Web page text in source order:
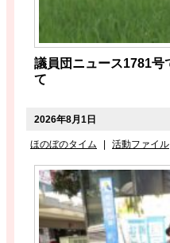
議員団ニュース1781号
て
2026年8月1日
ほのぼのタイム 活動ファイル